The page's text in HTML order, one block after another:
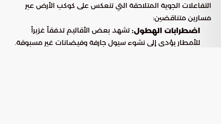
التفاعلات الجوية المتلاحقة التي تنعكس على كوكب الأرض عبر
مسارين متناقضين:
اضطرابات الهطول:تشهد بعض الأقاليم تدفقاً غزيراً
للأمطار يؤدي إلى نشوء سيول جارفة وفيضانات غير مسبوقة.